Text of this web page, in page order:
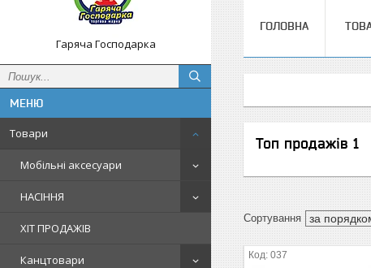
Гаряча Господарка
Товари
Мобільні аксесуари
НАСІННЯ
ХІТ ПРОДАЖІВ
Канцтовари
ГОЛОВНА
Топ продажів 1
037